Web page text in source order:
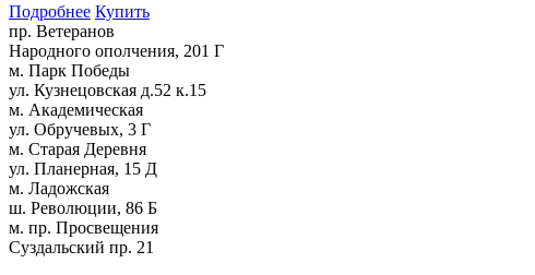
Подробнее Купить
пр. Ветеранов
Народного ополчения, 201 Г
м. Парк Победы
ул. Кузнецовская д.52 к.15
м. Академическая
ул. Обручевых, 3 Г
м. Старая Деревня
ул. Планерная, 15 Д
м. Ладожская
ш. Революции, 86 Б
м. пр. Просвещения
Суздальский пр. 21